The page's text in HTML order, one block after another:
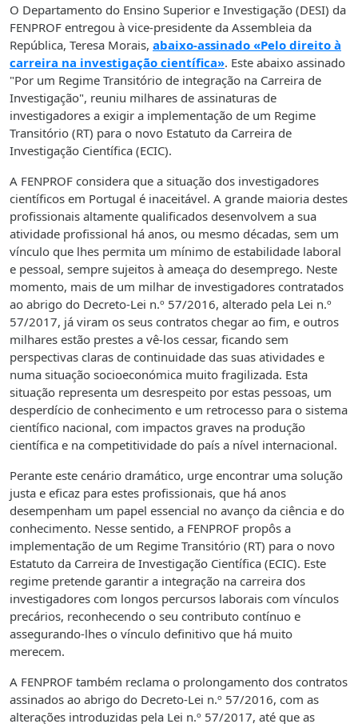
O Departamento do Ensino Superior e Investigação (DESI) da
FENPROF entregou à vice-presidente da Assembleia da
República, Teresa Morais, abaixo-assinado «Pelo direito à
carreira na investigação científica». Este abaixo assinado
"Por um Regime Transitório de integração na Carreira de
Investigação", reuniu milhares de assinaturas de
investigadores a exigir a implementação de um Regime
Transitório (RT) para o novo Estatuto da Carreira de
Investigação Científica (ECIC).
A FENPROF considera que a situação dos investigadores
científicos em Portugal é inaceitável. A grande maioria destes
profissionais altamente qualificados desenvolvem a sua
atividade profissional há anos, ou mesmo décadas, sem um
vínculo que lhes permita um mínimo de estabilidade laboral
e pessoal, sempre sujeitos à ameaça do desemprego. Neste
momento, mais de um milhar de investigadores contratados
ao abrigo do Decreto-Lei n.º 57/2016, alterado pela Lei n.º
57/2017, já viram os seus contratos chegar ao fim, e outros
milhares estão prestes a vê-los cessar, ficando sem
perspectivas claras de continuidade das suas atividades e
numa situação socioeconómica muito fragilizada. Esta
situação representa um desrespeito por estas pessoas, um
desperdício de conhecimento e um retrocesso para o sistema
científico nacional, com impactos graves na produção
científica e na competitividade do país a nível internacional.
Perante este cenário dramático, urge encontrar uma solução
justa e eficaz para estes profissionais, que há anos
desempenham um papel essencial no avanço da ciência e do
conhecimento. Nesse sentido, a FENPROF propôs a
implementação de um Regime Transitório (RT) para o novo
Estatuto da Carreira de Investigação Científica (ECIC). Este
regime pretende garantir a integração na carreira dos
investigadores com longos percursos laborais com vínculos
precários, reconhecendo o seu contributo contínuo e
assegurando-lhes o vínculo definitivo que há muito
merecem.
A FENPROF também reclama o prolongamento dos contratos
assinados ao abrigo do Decreto-Lei n.º 57/2016, com as
alterações introduzidas pela Lei n.º 57/2017, até que as